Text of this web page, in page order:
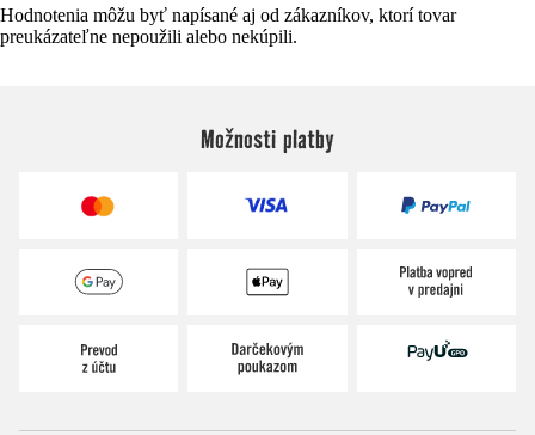
Hodnotenia môžu byť napísané aj od zákazníkov, ktorí tovar
preukázateľne nepoužili alebo nekúpili.
Možnosti platby